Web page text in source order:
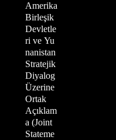
Amerika
Birleşik
Devletle
ri ve Yu
nanistan
Stratejik
Diyalog
Üzerine
Ortak
Açıklam
a (Joint
Stateme